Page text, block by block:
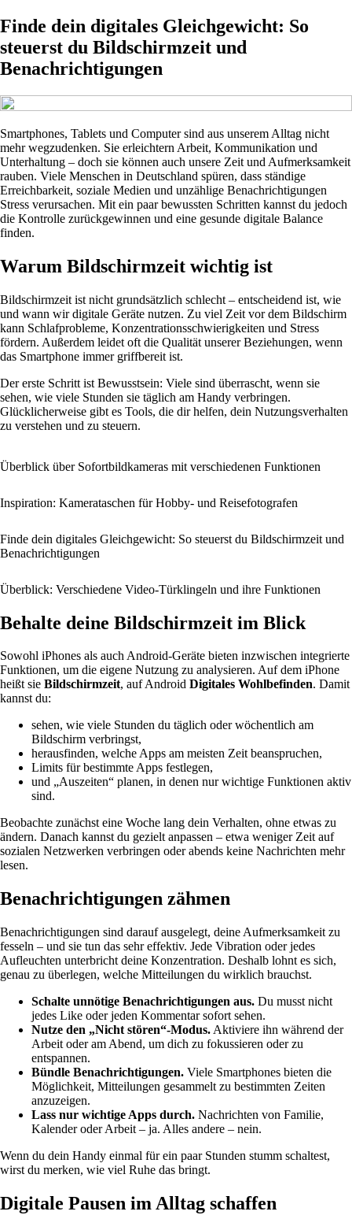
Finde dein digitales Gleichgewicht: So
steuerst du Bildschirmzeit und
Benachrichtigungen
Smartphones, Tablets und Computer sind aus unserem Alltag nicht
mehr wegzudenken. Sie erleichtern Arbeit, Kommunikation und
Unterhaltung – doch sie können auch unsere Zeit und Aufmerksamkeit
rauben. Viele Menschen in Deutschland spüren, dass ständige
Erreichbarkeit, soziale Medien und unzählige Benachrichtigungen
Stress verursachen. Mit ein paar bewussten Schritten kannst du jedoch
die Kontrolle zurückgewinnen und eine gesunde digitale Balance
finden.
Warum Bildschirmzeit wichtig ist
Bildschirmzeit ist nicht grundsätzlich schlecht – entscheidend ist, wie
und wann wir digitale Geräte nutzen. Zu viel Zeit vor dem Bildschirm
kann Schlafprobleme, Konzentrationsschwierigkeiten und Stress
fördern. Außerdem leidet oft die Qualität unserer Beziehungen, wenn
das Smartphone immer griffbereit ist.
Der erste Schritt ist Bewusstsein: Viele sind überrascht, wenn sie
sehen, wie viele Stunden sie täglich am Handy verbringen.
Glücklicherweise gibt es Tools, die dir helfen, dein Nutzungsverhalten
zu verstehen und zu steuern.
Überblick über Sofortbildkameras mit verschiedenen Funktionen
Inspiration: Kamerataschen für Hobby- und Reisefotografen
Finde dein digitales Gleichgewicht: So steuerst du Bildschirmzeit und
Benachrichtigungen
Überblick: Verschiedene Video-Türklingeln und ihre Funktionen
Behalte deine Bildschirmzeit im Blick
Sowohl iPhones als auch Android-Geräte bieten inzwischen integrierte
Funktionen, um die eigene Nutzung zu analysieren. Auf dem iPhone
heißt sie Bildschirmzeit, auf Android Digitales Wohlbefinden. Damit
kannst du:
sehen, wie viele Stunden du täglich oder wöchentlich am
Bildschirm verbringst,
herausfinden, welche Apps am meisten Zeit beanspruchen,
Limits für bestimmte Apps festlegen,
und „Auszeiten“ planen, in denen nur wichtige Funktionen aktiv
sind.
Beobachte zunächst eine Woche lang dein Verhalten, ohne etwas zu
ändern. Danach kannst du gezielt anpassen – etwa weniger Zeit auf
sozialen Netzwerken verbringen oder abends keine Nachrichten mehr
lesen.
Benachrichtigungen zähmen
Benachrichtigungen sind darauf ausgelegt, deine Aufmerksamkeit zu
fesseln – und sie tun das sehr effektiv. Jede Vibration oder jedes
Aufleuchten unterbricht deine Konzentration. Deshalb lohnt es sich,
genau zu überlegen, welche Mitteilungen du wirklich brauchst.
Schalte unnötige Benachrichtigungen aus. Du musst nicht
jedes Like oder jeden Kommentar sofort sehen.
Nutze den „Nicht stören“-Modus. Aktiviere ihn während der
Arbeit oder am Abend, um dich zu fokussieren oder zu
entspannen.
Bündle Benachrichtigungen. Viele Smartphones bieten die
Möglichkeit, Mitteilungen gesammelt zu bestimmten Zeiten
anzuzeigen.
Lass nur wichtige Apps durch. Nachrichten von Familie,
Kalender oder Arbeit – ja. Alles andere – nein.
Wenn du dein Handy einmal für ein paar Stunden stumm schaltest,
wirst du merken, wie viel Ruhe das bringt.
Digitale Pausen im Alltag schaffen